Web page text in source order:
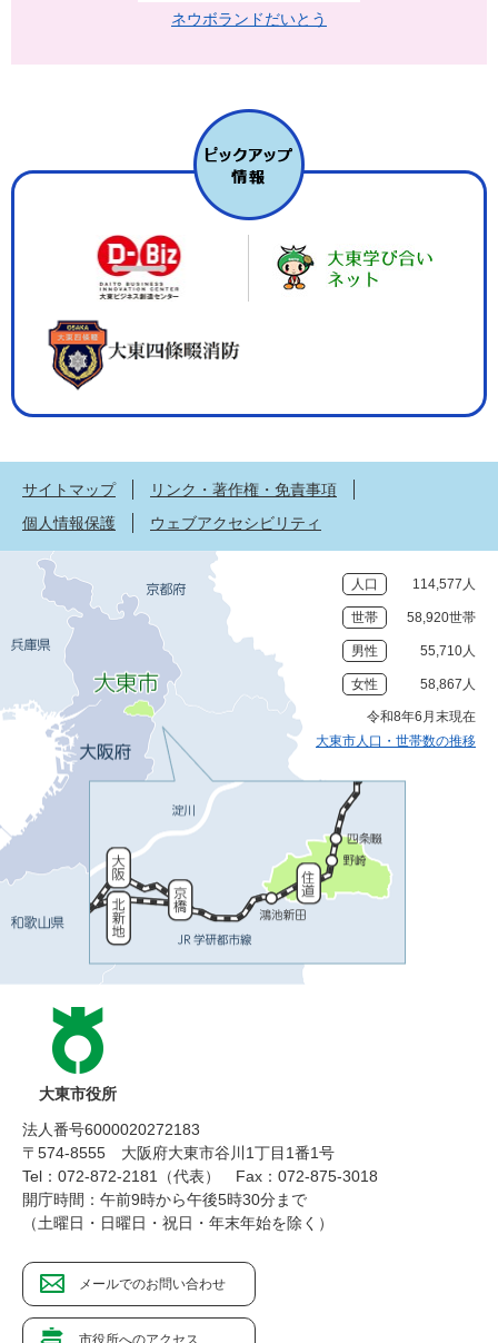
ネウボランドだいとう
サイトマップ
リンク・著作権・免責事項
個人情報保護
ウェブアクセシビリティ
人口 114,577人
世帯 58,920世帯
男性 55,710人
女性 58,867人
令和8年6月末現在
大東市人口・世帯数の推移
大東市役所
法人番号6000020272183
〒574-8555 大阪府大東市谷川1丁目1番1号
Tel：072-872-2181（代表）
Fax：072-875-3018
開庁時間：午前9時から午後5時30分まで
（土曜日・日曜日・祝日・年末年始を除く）
メールでのお問い合わせ
市役所へのアクセス